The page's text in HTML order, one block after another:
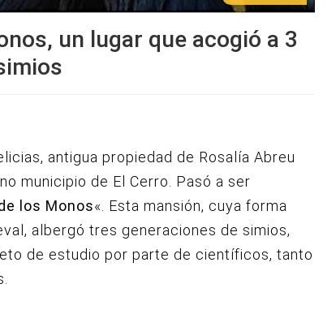
un lugar que acogió a 3
antigua propiedad de Rosalía Abreu
municipio de El Cerro. Pasó a ser
los Monos«. Esta mansión, cuya forma
albergó tres generaciones de simios,
de estudio por parte de científicos, tanto